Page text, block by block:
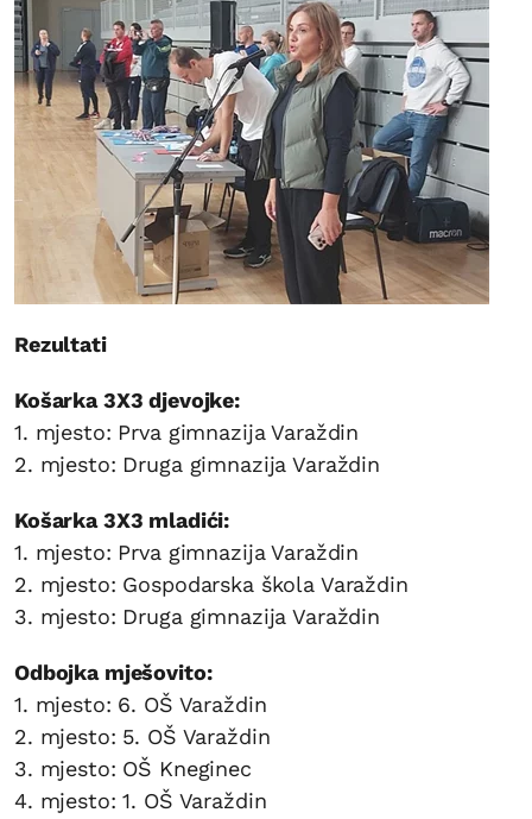
Rezultati
Košarka 3X3 djevojke:
1. mjesto: Prva gimnazija Varaždin
2. mjesto: Druga gimnazija Varaždin
Košarka 3X3 mladići:
1. mjesto: Prva gimnazija Varaždin
2. mjesto: Gospodarska škola Varaždin
3. mjesto: Druga gimnazija Varaždin
Odbojka mješovito:
1. mjesto: 6. OŠ Varaždin
2. mjesto: 5. OŠ Varaždin
3. mjesto: OŠ Kneginec
4. mjesto: 1. OŠ Varaždin